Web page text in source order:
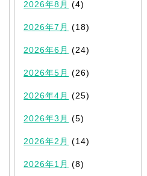
2026年8月 (4)
2026年7月 (18)
2026年6月 (24)
2026年5月 (26)
2026年4月 (25)
2026年3月 (5)
2026年2月 (14)
2026年1月 (8)